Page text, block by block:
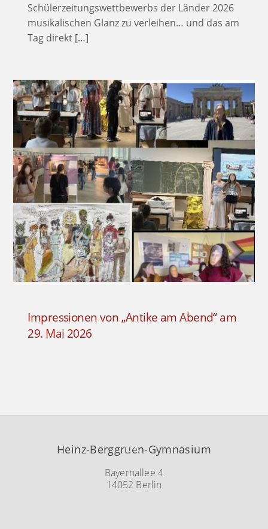
Schülerzeitungswettbewerbs der Länder 2026
musikalischen Glanz zu verleihen… und das am
Tag direkt […]
Impressionen von „Antike am Abend“ am
29. Mai 2026
Back
Top
Heinz-Berggruen-Gymnasium
Bayernallee 4
14052 Berlin